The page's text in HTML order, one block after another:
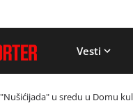
Vesti
"Nušićijada" u sredu u Domu